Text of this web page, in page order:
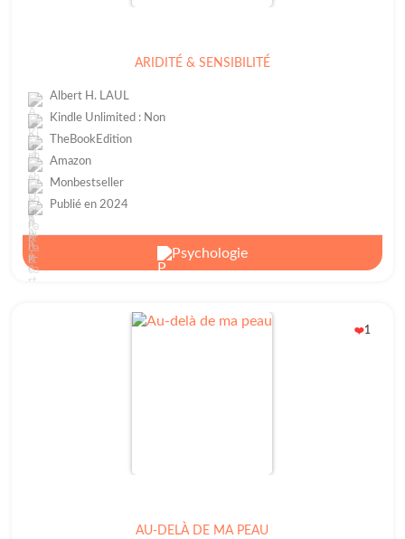
ARIDITÉ & SENSIBILITÉ
Albert H. LAUL
Kindle Unlimited : Non
TheBookEdition
Amazon
Monbestseller
Publié en 2024
Psychologie
❤️1
AU-DELÀ DE MA PEAU